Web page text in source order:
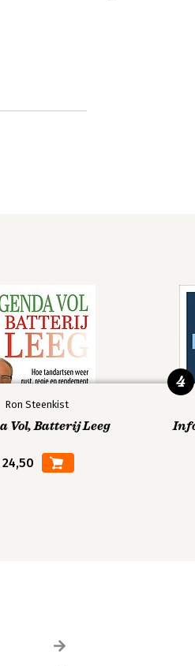
Ron Steenkist
Vol, Batterij Leeg
24,50
4